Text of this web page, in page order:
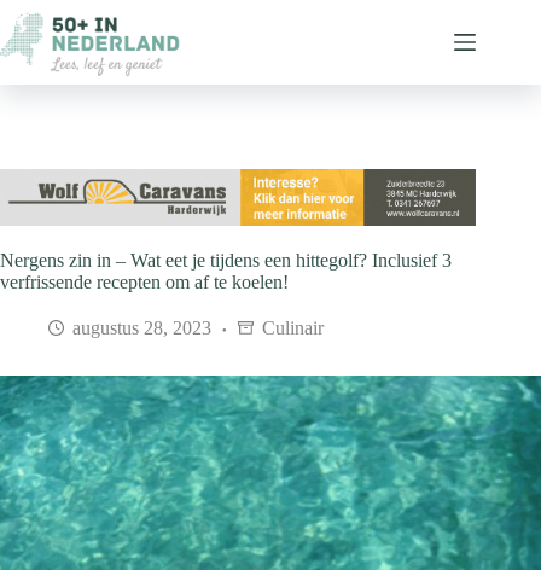
naar
de
inhoud
Nergens zin in – Wat eet je tijdens een hittegolf? Inclusief 3
verfrissende recepten om af te koelen!
augustus 28, 2023 Culinair